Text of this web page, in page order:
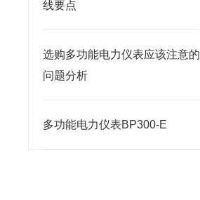
线要点
选购多功能电力仪表应该注意的
问题分析
多功能电力仪表BP300-E